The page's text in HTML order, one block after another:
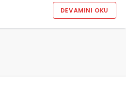
DEVAMINI OKU